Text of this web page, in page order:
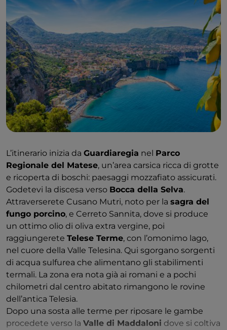
L’itinerario inizia da Guardiaregia nel Parco
Regionale del Matese, un’area carsica ricca di grotte
e ricoperta di boschi: paesaggi mozzafiato assicurati.
Godetevi la discesa verso Bocca della Selva.
Attraverserete Cusano Mutri, noto per la sagra del
fungo porcino, e Cerreto Sannita, dove si produce
un ottimo olio di oliva extra vergine, poi
raggiungerete Telese Terme, con l’omonimo lago,
nel cuore della Valle Telesina. Qui sgorgano sorgenti
di acqua sulfurea che alimentano gli stabilimenti
termali. La zona era nota già ai romani e a pochi
chilometri dal centro abitato rimangono le rovine
dell’antica Telesia.
Dopo una sosta alle terme per riposare le gambe
procedete verso la Valle di Maddaloni dove si coltiva